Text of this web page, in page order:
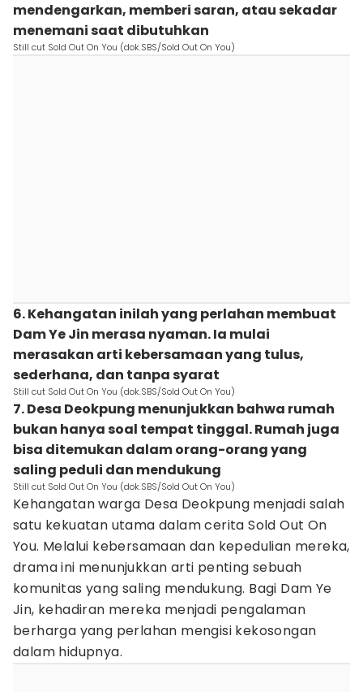
mendengarkan, memberi saran, atau sekadar
menemani saat dibutuhkan
Still cut Sold Out On You (dok.SBS/Sold Out On You)
6. Kehangatan inilah yang perlahan membuat
Dam Ye Jin merasa nyaman. Ia mulai
merasakan arti kebersamaan yang tulus,
sederhana, dan tanpa syarat
Still cut Sold Out On You (dok.SBS/Sold Out On You)
7. Desa Deokpung menunjukkan bahwa rumah
bukan hanya soal tempat tinggal. Rumah juga
bisa ditemukan dalam orang-orang yang
saling peduli dan mendukung
Still cut Sold Out On You (dok.SBS/Sold Out On You)
Kehangatan warga Desa Deokpung menjadi salah
satu kekuatan utama dalam cerita Sold Out On
You. Melalui kebersamaan dan kepedulian mereka,
drama ini menunjukkan arti penting sebuah
komunitas yang saling mendukung. Bagi Dam Ye
Jin, kehadiran mereka menjadi pengalaman
berharga yang perlahan mengisi kekosongan
dalam hidupnya.